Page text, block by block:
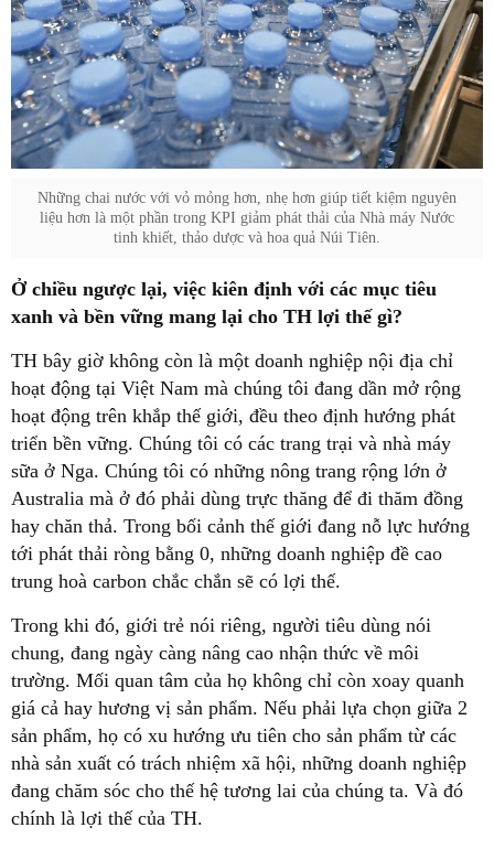
Những chai nước với vỏ mỏng hơn, nhẹ hơn giúp tiết kiệm nguyên
liệu hơn là một phần trong KPI giảm phát thải của Nhà máy Nước
tinh khiết, thảo dược và hoa quả Núi Tiên.
Ở chiều ngược lại, việc kiên định với các mục tiêu
xanh và bền vững mang lại cho TH lợi thế gì?
TH bây giờ không còn là một doanh nghiệp nội địa chỉ
hoạt động tại Việt Nam mà chúng tôi đang dần mở rộng
hoạt động trên khắp thế giới, đều theo định hướng phát
triển bền vững. Chúng tôi có các trang trại và nhà máy
sữa ở Nga. Chúng tôi có những nông trang rộng lớn ở
Australia mà ở đó phải dùng trực thăng để đi thăm đồng
hay chăn thả. Trong bối cảnh thế giới đang nỗ lực hướng
tới phát thải ròng bằng 0, những doanh nghiệp đề cao
trung hoà carbon chắc chắn sẽ có lợi thế.
Trong khi đó, giới trẻ nói riêng, người tiêu dùng nói
chung, đang ngày càng nâng cao nhận thức về môi
trường. Mối quan tâm của họ không chỉ còn xoay quanh
giá cả hay hương vị sản phẩm. Nếu phải lựa chọn giữa 2
sản phẩm, họ có xu hướng ưu tiên cho sản phẩm từ các
nhà sản xuất có trách nhiệm xã hội, những doanh nghiệp
đang chăm sóc cho thế hệ tương lai của chúng ta. Và đó
chính là lợi thế của TH.